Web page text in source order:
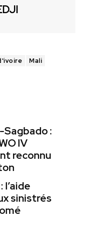
Mali
:
IV
reconnu
l’aide
sinistrés